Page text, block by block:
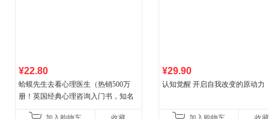
¥22.80
蛤蟆先生去看心理医生（热销500万
册！英国经典心理咨询入门书，知名
¥29.90
认知觉醒 开启自我改变的原动力